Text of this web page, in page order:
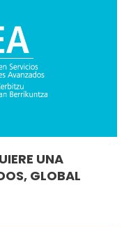
UNA
GLOBAL